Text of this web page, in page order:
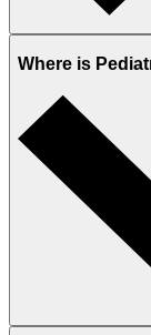
Where is